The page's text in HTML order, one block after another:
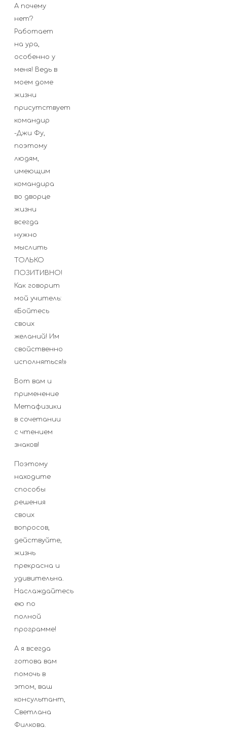
А почему
нет?
Работает
на ура,
особенно у
меня! Ведь в
моем доме
жизни
присутствует
командир
-Джи Фу,
поэтому
людям,
имеющим
командира
во дворце
жизни
всегда
нужно
мыслить
ТОЛЬКО
ПОЗИТИВНО!
Как говорит
мой учитель:
«Бойтесь
своих
желаний! Им
свойственно
исполняться!»
Вот вам и
применение
Метафизики
в сочетании
с чтением
знаков!
Поэтому
находите
способы
решения
своих
вопросов,
действуйте,
жизнь
прекрасна и
удивительна.
Наслаждайтесь
ею по
полной
программе!
А я всегда
готова вам
помочь в
этом, ваш
консультант,
Светлана
Филкова.